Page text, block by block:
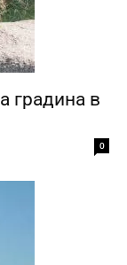
градина в
0